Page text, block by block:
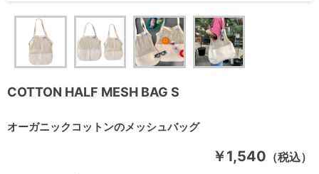
COTTON HALF MESH BAG S
オーガニックコットンのメッシュバッグ
￥1,540 （税込）